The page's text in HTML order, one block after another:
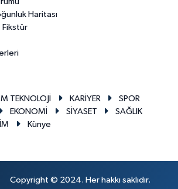
Haritası
Fikstür
TEKNOLOJİ KARİYER
SPOR
EKONOMİ SİYASET
SAĞLIK
Künye
Copyright © 2024. Her hakkı saklıdır.